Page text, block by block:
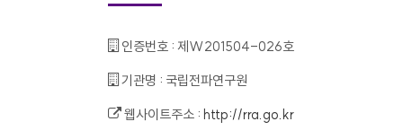
인증번호 : 제W201504-026호
기관명 : 국립전파연구원
웹사이트주소 : http://rra.go.kr